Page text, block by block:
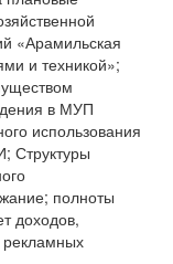
«Арамильская
и техникой»;
в МУП
использования
Структуры
полноты
доходов,
рекламных